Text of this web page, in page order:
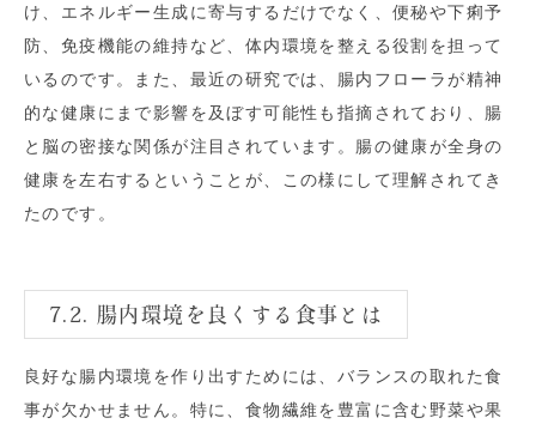
け、エネルギー生成に寄与するだけでなく、便秘や下痢予
防、免疫機能の維持など、体内環境を整える役割を担って
いるのです。また、最近の研究では、腸内フローラが精神
的な健康にまで影響を及ぼす可能性も指摘されており、腸
と脳の密接な関係が注目されています。腸の健康が全身の
健康を左右するということが、この様にして理解されてき
たのです。
7.2. 腸内環境を良くする食事とは
良好な腸内環境を作り出すためには、バランスの取れた食
事が欠かせません。特に、食物繊維を豊富に含む野菜や果